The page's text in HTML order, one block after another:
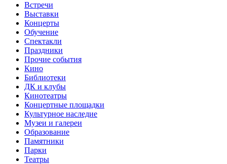
Встречи
Выставки
Концерты
Обучение
Спектакли
Праздники
Прочие события
Кино
Библиотеки
ДК и клубы
Кинотеатры
Концертные площадки
Культурное наследие
Музеи и галереи
Образование
Памятники
Парки
Театры